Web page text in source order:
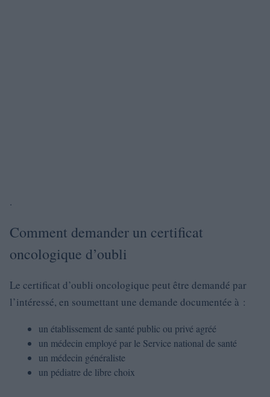
.
Comment demander un certificat
oncologique d’oubli
Le certificat d’oubli oncologique peut être demandé par
l’intéressé, en soumettant une demande documentée à :
un établissement de santé public ou privé agréé
un médecin employé par le Service national de santé
un médecin généraliste
un pédiatre de libre choix